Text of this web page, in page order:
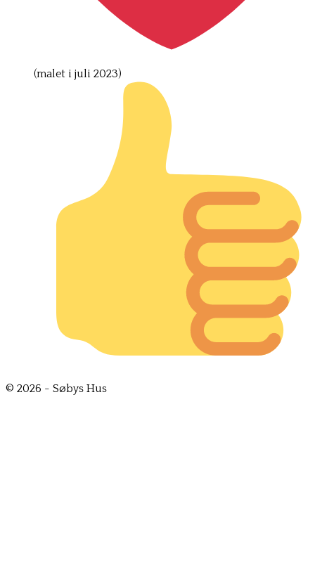
(malet i juli 2023)
© 2026 - Søbys Hus